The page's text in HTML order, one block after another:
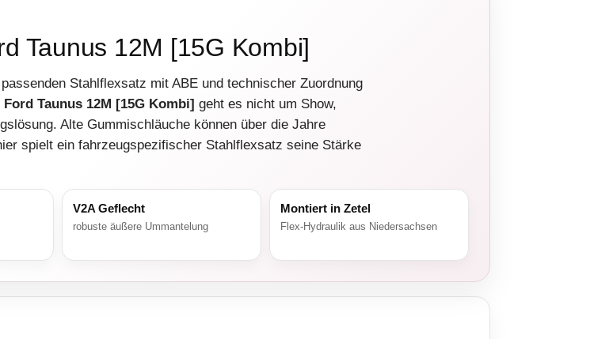
Taunus 12M [15G Kombi]
Stahlflexsatz mit ABE und technischer Zuordnung
Ford Taunus 12M [15G Kombi] geht es nicht um Show,
Alte Gummischläuche können über die Jahre
spielt ein fahrzeugspezifischer Stahlflexsatz seine Stärke
V2A Geflecht
robuste äußere Ummantelung
Montiert in Zetel
Flex-Hydraulik aus Niedersachsen